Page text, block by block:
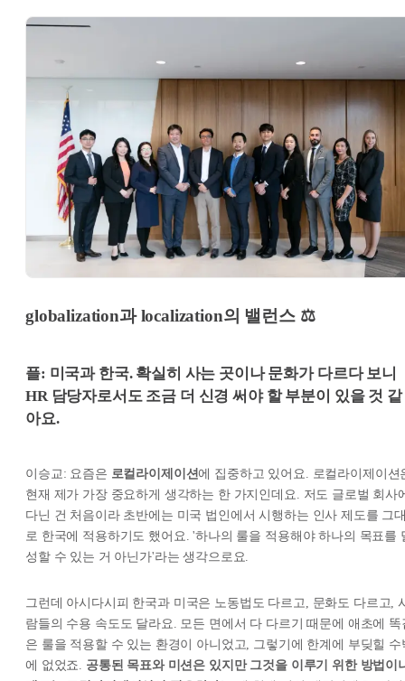
globalization과 localization의 밸런스 ⚖️
플: 미국과 한국. 확실히 사는 곳이나 문화가 다르다 보니
HR 담당자로서도 조금 더 신경 써야 할 부분이 있을 것 같
아요.
이승교: 요즘은 로컬라이제이션에 집중하고 있어요. 로컬라이제이션
현재 제가 가장 중요하게 생각하는 한 가지인데요. 저도 글로벌 회사
다닌 건 처음이라 초반에는 미국 법인에서 시행하는 인사 제도를 그
로 한국에 적용하기도 했어요. '하나의 룰을 적용해야 하나의 목표를
성할 수 있는 거 아닌가'라는 생각으로요.
그런데 아시다시피 한국과 미국은 노동법도 다르고, 문화도 다르고,
람들의 수용 속도도 달라요. 모든 면에서 다 다르기 때문에 애초에 똑
은 룰을 적용할 수 있는 환경이 아니었고, 그렇기에 한계에 부딪힐 수
에 없었죠. 공통된 목표와 미션은 있지만 그것을 이루기 위한 방법이